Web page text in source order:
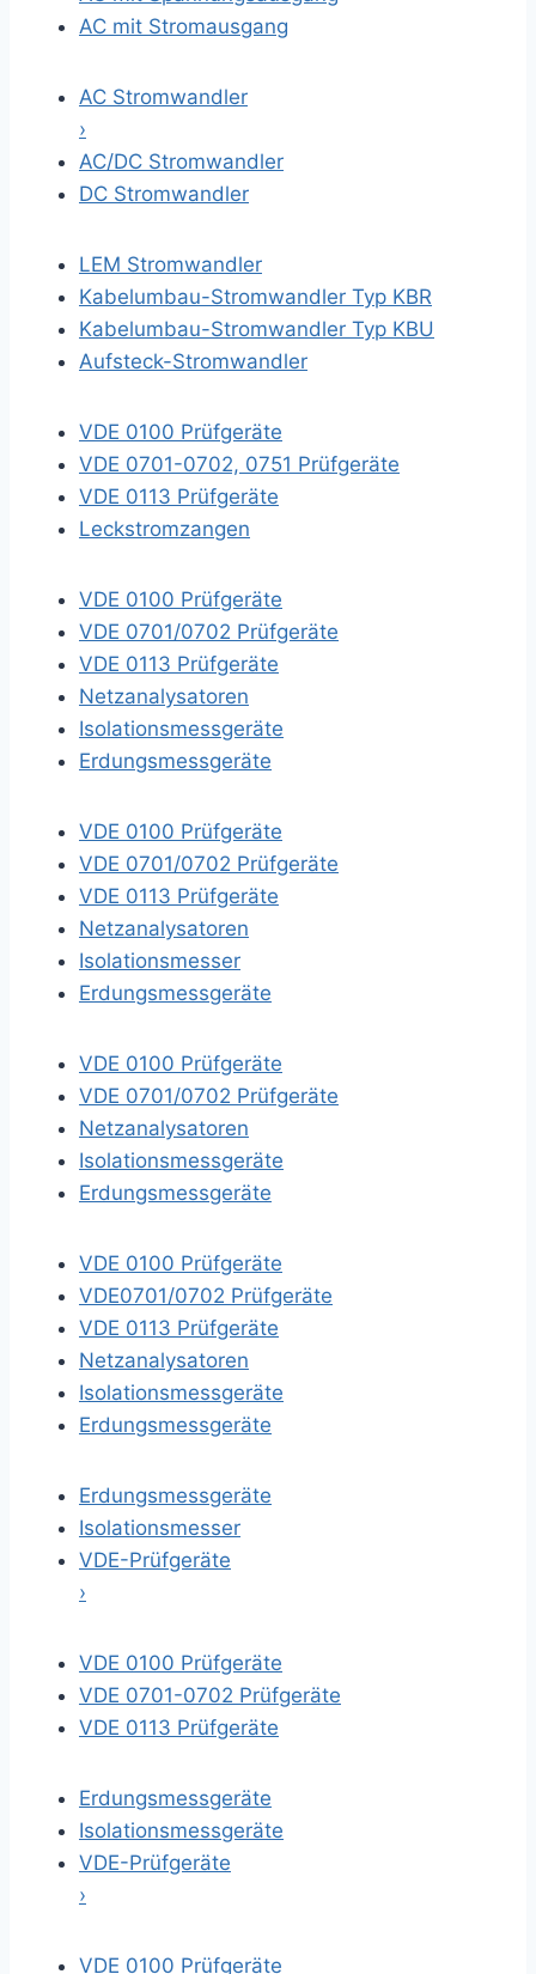
AC mit Stromausgang
AC Stromwandler
›
AC/DC Stromwandler
DC Stromwandler
LEM Stromwandler
Kabelumbau-Stromwandler Typ KBR
Kabelumbau-Stromwandler Typ KBU
Aufsteck-Stromwandler
VDE 0100 Prüfgeräte
VDE 0701-0702, 0751 Prüfgeräte
VDE 0113 Prüfgeräte
Leckstromzangen
VDE 0100 Prüfgeräte
VDE 0701/0702 Prüfgeräte
VDE 0113 Prüfgeräte
Netzanalysatoren
Isolationsmessgeräte
Erdungsmessgeräte
VDE 0100 Prüfgeräte
VDE 0701/0702 Prüfgeräte
VDE 0113 Prüfgeräte
Netzanalysatoren
Isolationsmesser
Erdungsmessgeräte
VDE 0100 Prüfgeräte
VDE 0701/0702 Prüfgeräte
Netzanalysatoren
Isolationsmessgeräte
Erdungsmessgeräte
VDE 0100 Prüfgeräte
VDE0701/0702 Prüfgeräte
VDE 0113 Prüfgeräte
Netzanalysatoren
Isolationsmessgeräte
Erdungsmessgeräte
Erdungsmessgeräte
Isolationsmesser
VDE-Prüfgeräte
›
VDE 0100 Prüfgeräte
VDE 0701-0702 Prüfgeräte
VDE 0113 Prüfgeräte
Erdungsmessgeräte
Isolationsmessgeräte
VDE-Prüfgeräte
›
VDE 0100 Prüfgeräte